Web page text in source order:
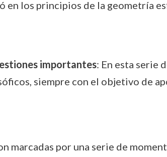
en los principios de la geometría
importantes: En esta serie
siempre con el objetivo de
marcadas por una serie de